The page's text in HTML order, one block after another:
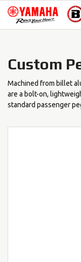
Skip
navigation
Skip
content
Custom
Machined from billet
are a bolt-on,
standard passenger